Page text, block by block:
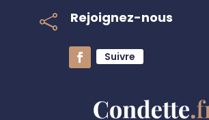
 Rejoignez-nous
Suivre